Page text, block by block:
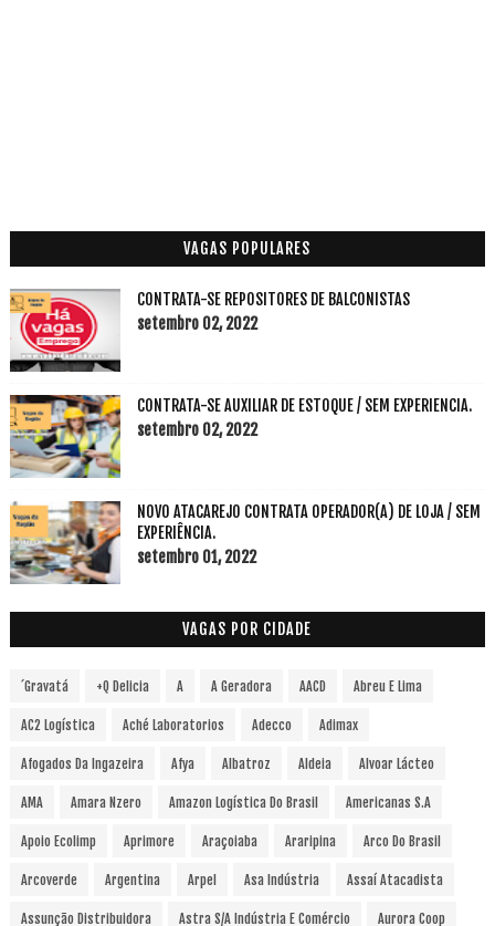
VAGAS POPULARES
CONTRATA-SE REPOSITORES DE BALCONISTAS
setembro 02, 2022
CONTRATA-SE AUXILIAR DE ESTOQUE / SEM EXPERIENCIA.
setembro 02, 2022
NOVO ATACAREJO CONTRATA OPERADOR(A) DE LOJA / SEM
EXPERIÊNCIA.
setembro 01, 2022
VAGAS POR CIDADE
´Gravatá +Q Delicia A A Geradora AACD Abreu E Lima
AC2 Logística Aché Laboratorios Adecco Adimax
Afogados Da Ingazeira Afya Albatroz Aldeia Alvoar Lácteo
AMA Amara Nzero Amazon Logística Do Brasil Americanas S.A
Apoio Ecolimp Aprimore Araçoiaba Araripina Arco Do Brasil
Arcoverde Argentina Arpel Asa Indústria Assaí Atacadista
Assunção Distribuidora Astra S/A Indústria E Comércio Aurora Coop